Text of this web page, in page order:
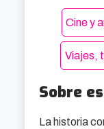
Cine y
Viajes,
Sobre
La historia